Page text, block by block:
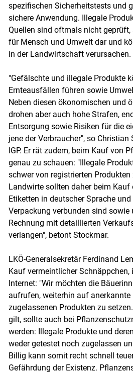
spezifischen Sicherheitstests und
sichere Anwendung. Illegale
Quellen sind oftmals nicht
für Mensch und Umwelt dar und
in der Landwirtschaft verursachen.
"Gefälschte und illegale Produkte
Ernteausfällen führen sowie
Neben diesen ökonomischen und
drohen aber auch hohe Strafen,
Entsorgung sowie Risiken für die
jene der Verbraucher", so Christian
IGP. Er rät zudem, beim Kauf von
genau zu schauen: "Illegale
schwer von registrierten
Landwirte sollten daher beim
Etiketten in deutscher Sprache
Verpackung verbunden sind sowie
Rechnung mit detaillierten
verlangen", betont Stockmar.
LKÖ-Generalsekretär Ferdinand
Kauf vermeintlicher Schnäppchen,
Internet: "Wir möchten die
aufrufen, weiterhin auf anerkannte
zugelassenen Produkten zu
gilt, sollte auch bei
werden: Illegale Produkte und
weder getestet noch zugelassen
Billig kann somit recht schnell
Gefährdung der Existenz.